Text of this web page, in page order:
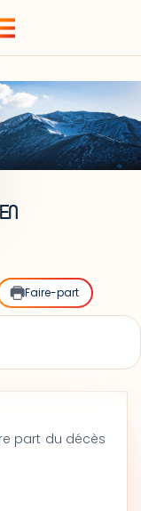
Faire-part
part du décès